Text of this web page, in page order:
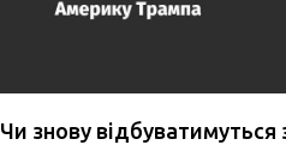
Чи знову відбуватимуться